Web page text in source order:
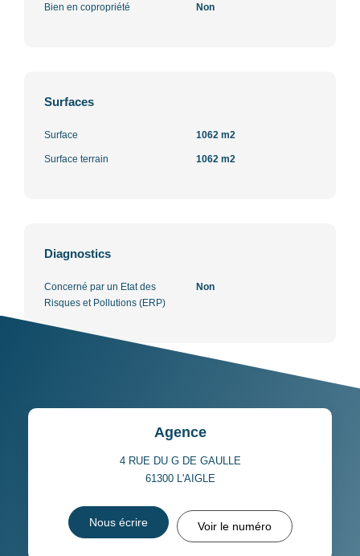
Bien en copropriété Non
Surfaces
Surface 1062 m2
Surface terrain 1062 m2
Diagnostics
Concerné par un Etat des
Risques et Pollutions (ERP)
Non
Agence
4 RUE DU G DE GAULLE
61300 L'AIGLE
Nous écrire Voir le numéro